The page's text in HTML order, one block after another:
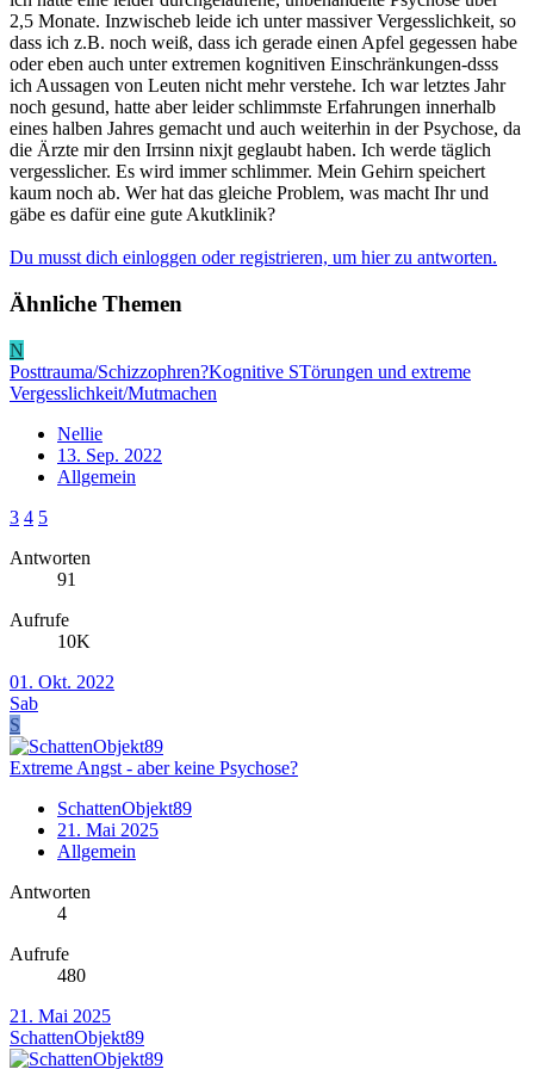
2,5 Monate. Inzwischeb leide ich unter massiver Vergesslichkeit, so
dass ich z.B. noch weiß, dass ich gerade einen Apfel gegessen habe
oder eben auch unter extremen kognitiven Einschränkungen-dsss
ich Aussagen von Leuten nicht mehr verstehe. Ich war letztes Jahr
noch gesund, hatte aber leider schlimmste Erfahrungen innerhalb
eines halben Jahres gemacht und auch weiterhin in der Psychose, da
die Ärzte mir den Irrsinn nixjt geglaubt haben. Ich werde täglich
vergesslicher. Es wird immer schlimmer. Mein Gehirn speichert
kaum noch ab. Wer hat das gleiche Problem, was macht Ihr und
gäbe es dafür eine gute Akutklinik?
Du musst dich einloggen oder registrieren, um hier zu antworten.
Ähnliche Themen
N
Posttrauma/Schizzophren?Kognitive STörungen und extreme
Vergesslichkeit/Mutmachen
Nellie
13. Sep. 2022
Allgemein
3 4 5
Antworten
91
Aufrufe
10K
01. Okt. 2022
Sab
S
Extreme Angst - aber keine Psychose?
SchattenObjekt89
21. Mai 2025
Allgemein
Antworten
4
Aufrufe
480
21. Mai 2025
SchattenObjekt89